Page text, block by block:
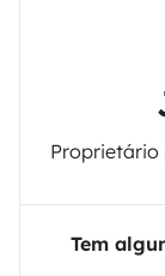
Proprietário
Tem